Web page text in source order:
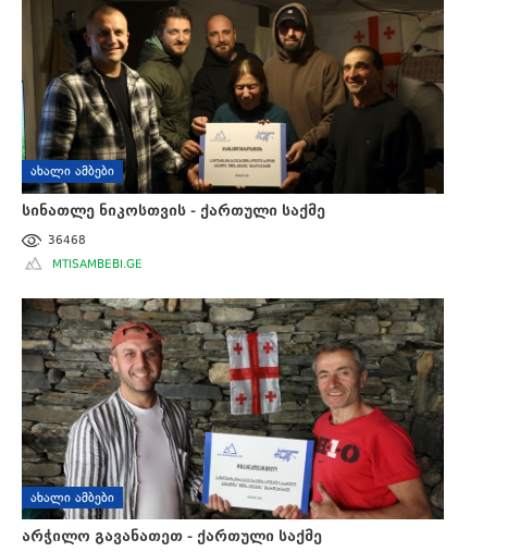
ᲐᲮᲐᲚᲘ ᲐᲛᲑᲔᲑᲘ
სინათლე ნიკოსთვის - ქართული საქმე
36468
MTISAMBEBI.GE
ᲐᲮᲐᲚᲘ ᲐᲛᲑᲔᲑᲘ
არჭილო გავანათეთ - ქართული საქმე